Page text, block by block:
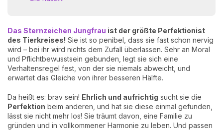
Das Sternzeichen Jungfrau ist der größte Perfektionist
des Tierkreises! Sie ist so penibel, dass sie fast schon nervig
wird – bei ihr wird nichts dem Zufall überlassen. Sehr an Moral
und Pflichtbewusstsein gebunden, legt sie sich eine
Verhaltensregel fest, von der sie niemals abweicht, und
erwartet das Gleiche von ihrer besseren Hälfte.
Da heißt es: brav sein! Ehrlich und aufrichtig sucht sie die
Perfektion beim anderen, und hat sie diese einmal gefunden,
lässt sie nicht mehr los! Sie träumt davon, eine Familie zu
gründen und in vollkommener Harmonie zu leben. Und passen